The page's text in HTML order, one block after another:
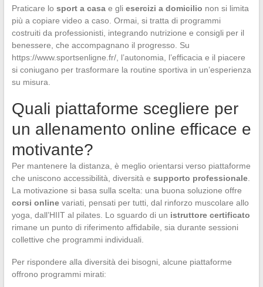
Praticare lo sport a casae gli esercizi a domicilio non si limita
più a copiare video a caso. Ormai, si tratta di programmi
costruiti da professionisti, integrando nutrizione e consigli per il
benessere, che accompagnano il progresso. Su
https://www.sportsenligne.fr/, l’autonomia, l’efficacia e il piacere
si coniugano per trasformare la routine sportiva in un’esperienza
su misura.
Quali piattaforme scegliere per
un allenamento online efficace e
motivante?
Per mantenere la distanza, è meglio orientarsi verso piattaforme
che uniscono accessibilità, diversità e supporto professionale.
La motivazione si basa sulla scelta: una buona soluzione offre
corsi onlinevariati, pensati per tutti, dal rinforzo muscolare allo
yoga, dall’HIIT al pilates. Lo sguardo di un istruttore certificato
rimane un punto di riferimento affidabile, sia durante sessioni
collettive che programmi individuali.
Per rispondere alla diversità dei bisogni, alcune piattaforme
offrono programmi mirati: